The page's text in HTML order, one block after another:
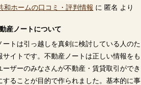
和ホームの口コミ・評判情報 に 匿名 より
産ノートについて
ートは引っ越しを真剣に検討している人のた
サイトです。不動産ノートは正しい情報をも
ーザーのみなさんが不動産・賃貸取引ができ
することが目的で作られました。基本的に事